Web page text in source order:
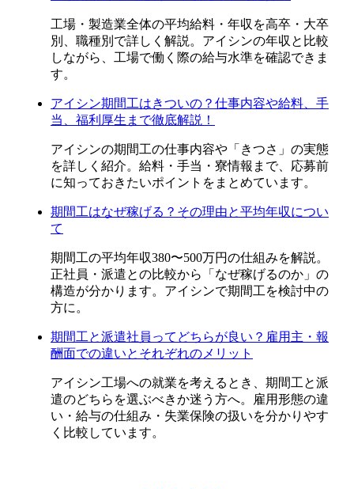
工場・製造業全体の平均給料・年収を高卒・大卒
別、職種別で詳しく解説。アイシンの年収と比較
しながら、工場で働く際の給与水準を確認できま
す。
アイシン期間工はきついの？仕事内容や給料、手
当、福利厚生まで徹底解説！
アイシンの期間工の仕事内容や「きつさ」の実態
を詳しく紹介。給料・手当・寮情報まで、応募前
に知っておきたいポイントをまとめています。
期間工はなぜ稼げる？その理由と平均年収につい
て
期間工の平均年収380〜500万円の仕組みを解説。
正社員・派遣との比較から「なぜ稼げるのか」の
構造が分かります。アイシンで期間工を検討中の
方に。
期間工と派遣社員ってどちらが良い？雇用主・報
酬面での違いとそれぞれのメリット
アイシン工場への就業を考えるとき、期間工と派
遣のどちらを選ぶべきか迷う方へ。雇用形態の違
い・給与の仕組み・失業保険の扱いを分かりやす
く比較しています。